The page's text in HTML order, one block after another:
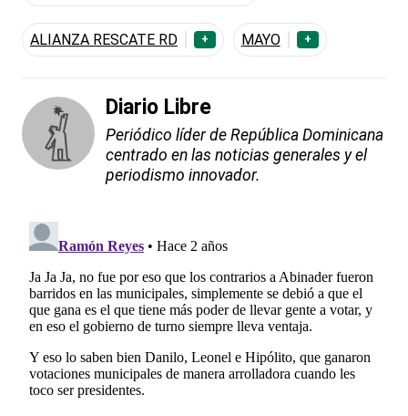
ALIANZA RESCATE RD + MAYO +
Diario Libre
Periódico líder de República Dominicana
centrado en las noticias generales y el
periodismo innovador.